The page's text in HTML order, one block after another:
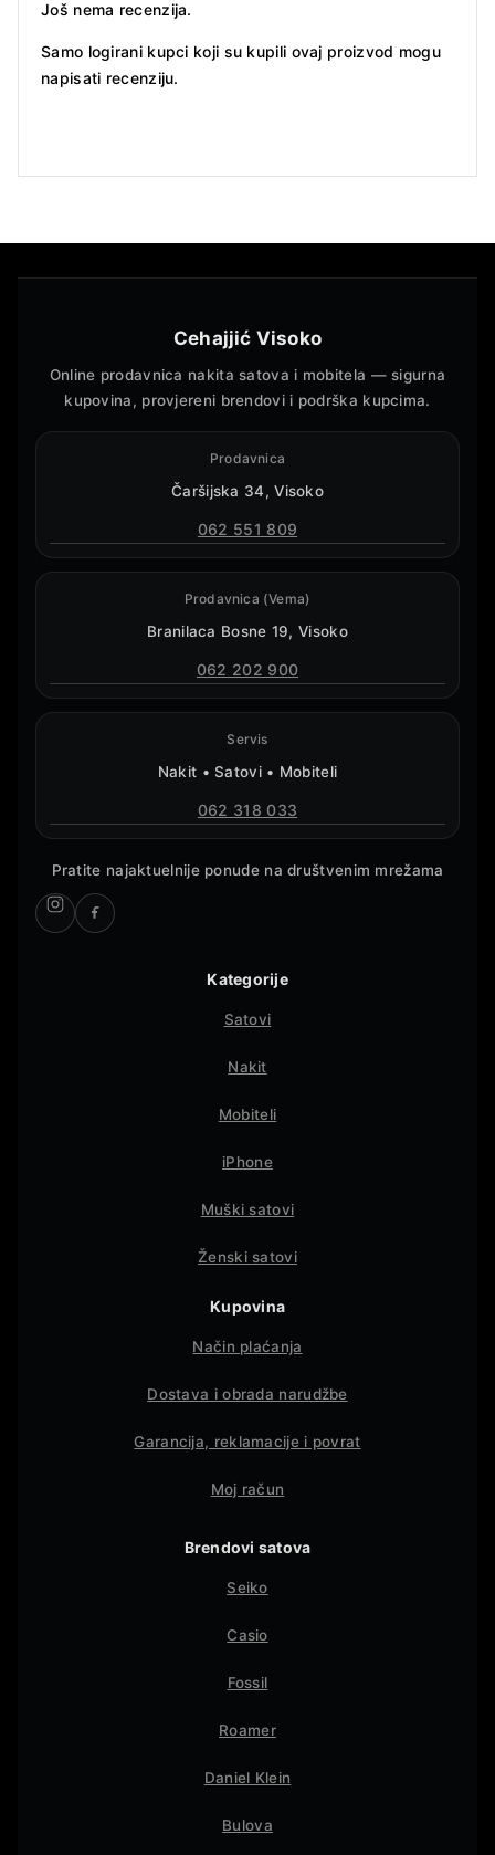
Još nema recenzija.
Samo logirani kupci koji su kupili ovaj proizvod mogu
napisati recenziju.
Cehajjić Visoko
Online prodavnica nakita satova i mobitela — sigurna
kupovina, provjereni brendovi i podrška kupcima.
Prodavnica
Čaršijska 34, Visoko
062 551 809
Prodavnica (Vema)
Branilaca Bosne 19, Visoko
062 202 900
Servis
Nakit • Satovi • Mobiteli
062 318 033
Pratite najaktuelnije ponude na društvenim mrežama
Kategorije
Satovi
Nakit
Mobiteli
iPhone
Muški satovi
Ženski satovi
Kupovina
Način plaćanja
Dostava i obrada narudžbe
Garancija, reklamacije i povrat
Moj račun
Brendovi satova
Seiko
Casio
Fossil
Roamer
Daniel Klein
Bulova